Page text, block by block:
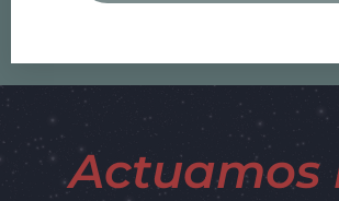
Actuamos